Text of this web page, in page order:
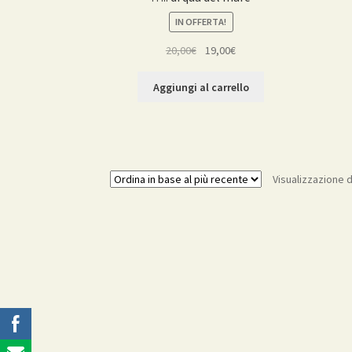
IN OFFERTA!
20,00€
originale
19,00€Il
attuale
Aggiungi al carrello
Visualizzazione